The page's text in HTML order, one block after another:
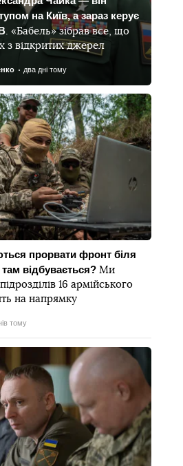
на Київ, а зараз керує
. «Бабель» зібрав все, що
з відкритих джерел
два дні тому
прорвати фронт біля
відбувається? Ми
16 армійського
на напрямку
тому